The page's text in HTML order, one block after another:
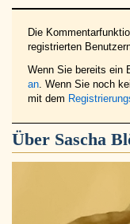
Die
registrierten
Wenn Sie bereits ein
an . Wenn Sie noch
mit dem
Über Sascha